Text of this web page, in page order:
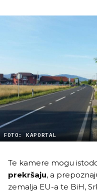
FOTO: KAPORTAL
Te kamere mogu
prekršaju, a
zemalja EU-a te BiH,